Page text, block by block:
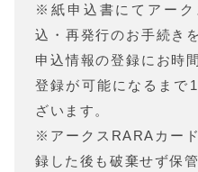
※紙申込書にてアーク
込・再発行のお手続き
申込情報の登録にお時
登録が可能になるまで
ざいます。
※アークスRARAカー
録した後も破棄せず保